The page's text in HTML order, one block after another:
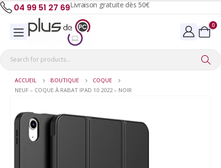
04 99 51 27 69Livraison gratuite dès 50€
0
ACCUEIL BOUTIQUE
COQUE
NEUF – COQUE À RABAT IPAD 10 2022 – NOIR